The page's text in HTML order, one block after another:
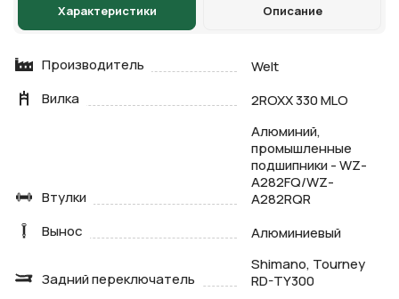
Характеристики Описание
Производитель
Welt
Вилка
2ROXX 330 MLO
Втулки
Алюминий,
промышленные
подшипники - WZ-
A282FQ/WZ-
A282RQR
Вынос
Алюминиевый
Задний переключатель
Shimano, Tourney
RD-TY300